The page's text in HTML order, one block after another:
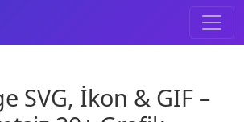
SVG, İkon & GIF –